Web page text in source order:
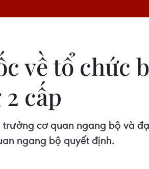
về tổ chức
cấp
cơ quan ngang bộ và
ngang bộ quyết định.